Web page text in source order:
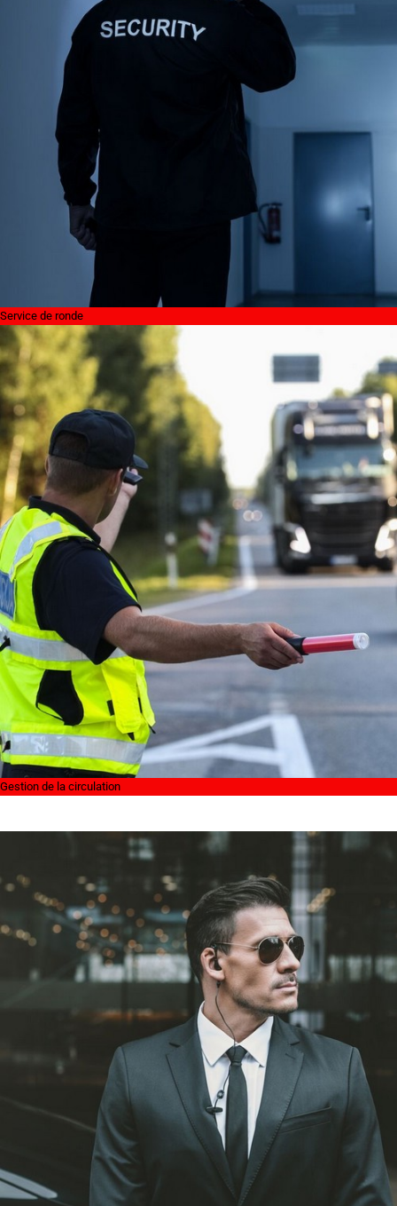
Service de ronde
Gestion de la circulation